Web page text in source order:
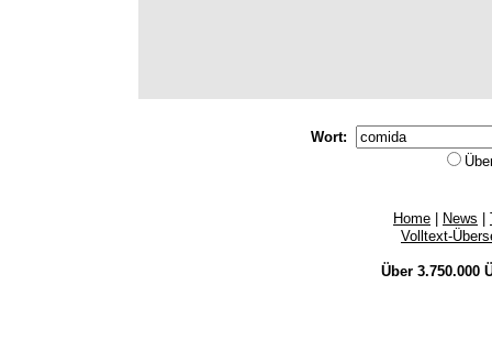
Wort:
Home News
Volltext-
Über 3.750.000